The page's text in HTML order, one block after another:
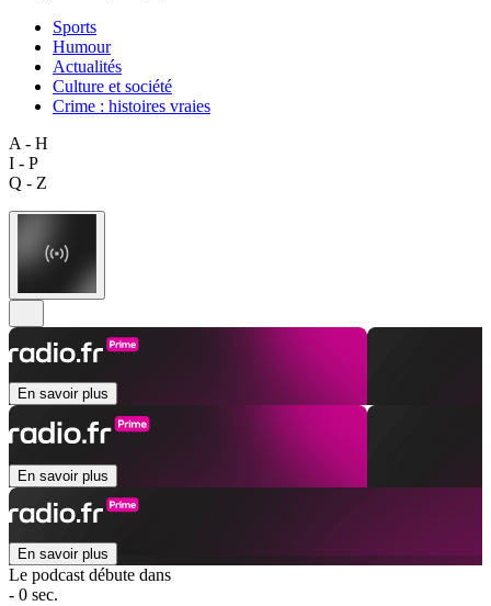
Sports
Humour
Actualités
Culture et société
Crime : histoires vraies
A - H
I - P
Q - Z
En savoir plus
En savoir plus
En savoir plus
Le podcast débute dans
- 0 sec.